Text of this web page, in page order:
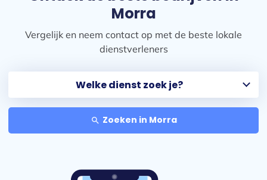
Morra
Vergelijk en neem contact op met de beste lokale
dienstverleners
search Zoeken in Morra